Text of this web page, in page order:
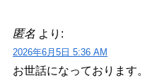
匿名 より:
2026年6月5日 5:36 AM
お世話になっております